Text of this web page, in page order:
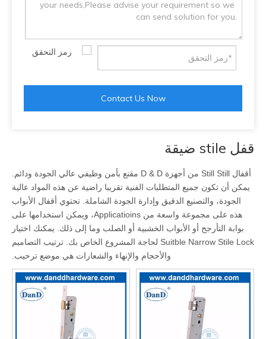
Contact Us Now
قفل stile ضيقة
أقفال Still Still من أجهزة D & D مقنع بأمن وظيفي عالي الجودة ودائم.
يمكن أن تكون جميع المتطلبات الفنية تقريبا راضية عن هذه المواد عالية
الجودة، والتصنيع الدقيق وإدارة الجودة الشاملة. تحتوي أقفال الأبواب
هذه على مجموعة واسعة من Applicatioins، ويمكن استخدامها على
بوابة التأرجح أو الأبواب الخشبية أو الصلب وما إلى ذلك. يمكنك اختيار
Suitble Narrow Stile Lock لحاجة المشروع الخاص بك. ترتيب التصاميم
والأحجام والإنهاء والشعارات هي موضع ترحيب.